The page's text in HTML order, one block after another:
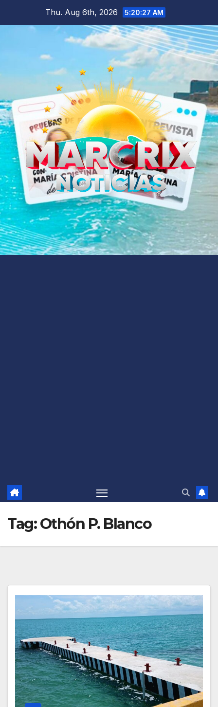
Thu. Aug 6th, 2026 5:20:28 AM
Tag:Othón P. Blanco